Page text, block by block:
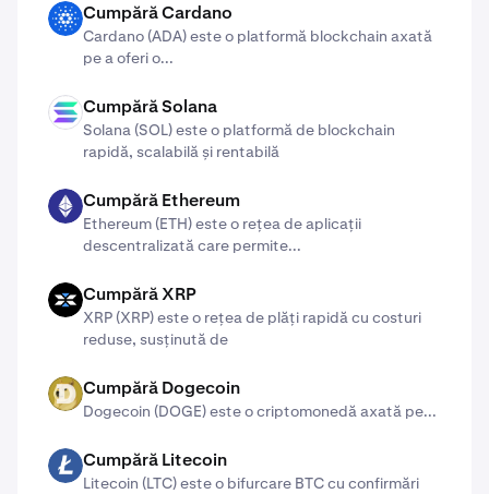
ADA Cumpără Cardano
Cardano (ADA) ​​este o platformă blockchain axată
pe a oferi o...
SOL Cumpără Solana
Solana (SOL) este o platformă de blockchain
rapidă, scalabilă și rentabilă
ETH Cumpără Ethereum
Ethereum (ETH) este o rețea de aplicații
descentralizată care permite...
X Cumpără XRP
XRP (XRP) este o rețea de plăți rapidă cu costuri
reduse, susținută de
DOGE Cumpără Dogecoin
Dogecoin (DOGE) este o criptomonedă axată pe...
LTC Cumpără Litecoin
Litecoin (LTC) este o bifurcare BTC cu confirmări